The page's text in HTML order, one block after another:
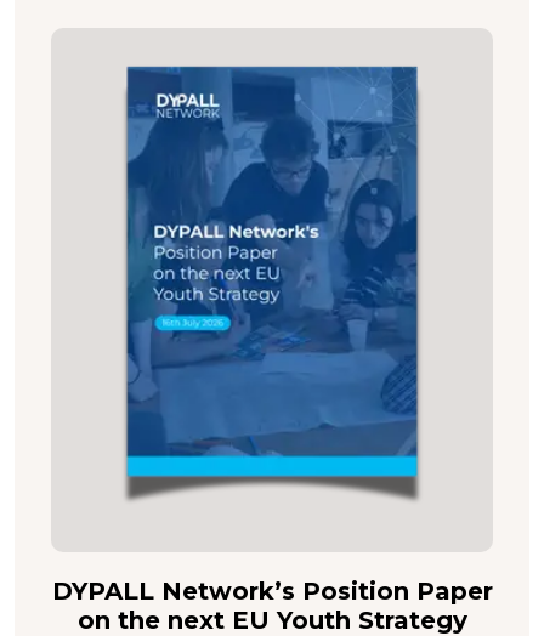
DYPALL Network’s Position Paper
on the next EU Youth Strategy